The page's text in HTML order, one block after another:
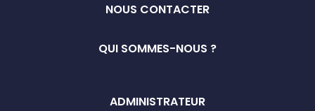
NOUS CONTACTER
QUI SOMMES-NOUS ?
ADMINISTRATEUR